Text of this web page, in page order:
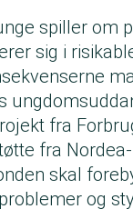
spiller om
sig i
fra
fra
skal
og